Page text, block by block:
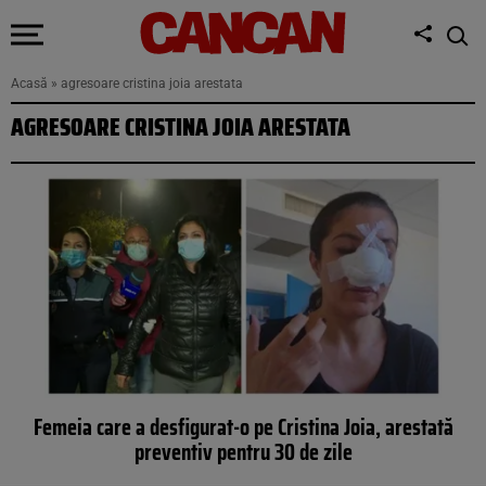
Acasă » agresoare cristina joia arestata
AGRESOARE CRISTINA JOIA ARESTATA
Femeia care a desfigurat-o pe Cristina Joia, arestată
preventiv pentru 30 de zile